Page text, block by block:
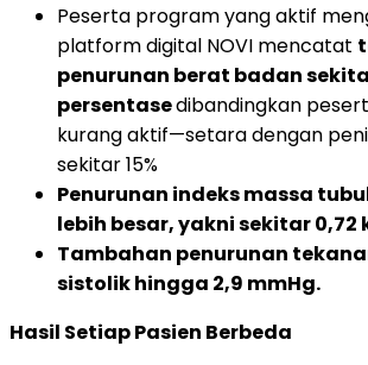
Peserta program yang aktif
platform digital NOVI mencatat
penurunan berat badan
persentasedibandingkan
kurang aktif—setara dengan
sekitar 15%
Penurunan indeks massa
lebih besar, yakni sekitar 0,72
Tambahan penurunan
sistolik hingga 2,9 mmHg.
Hasil Setiap Pasien Berbeda